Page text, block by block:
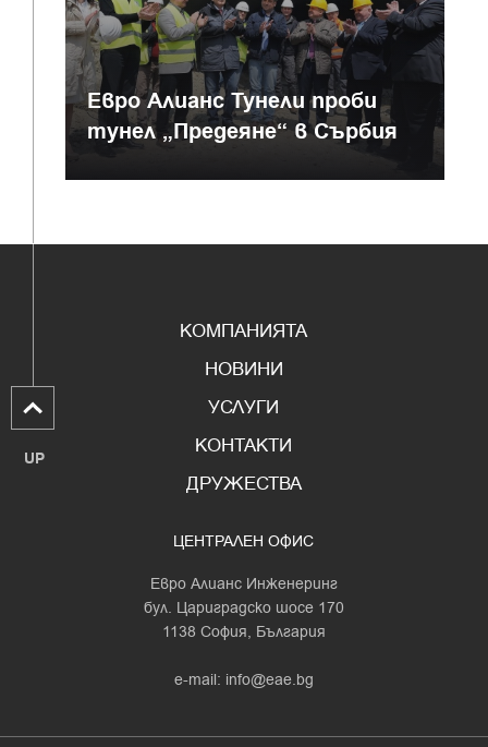
Евро Алианс Тунели проби
тунел „Предеяне“ в Сърбия
UP
КОМПАНИЯТА
НОВИНИ
УСЛУГИ
КОНТАКТИ
ДРУЖЕСТВА
ЦЕНТРАЛЕН ОФИС
Евро Алианс Инженеринг
бул. Цариградско шосе 170
1138 София, България
e-mail: info@eae.bg